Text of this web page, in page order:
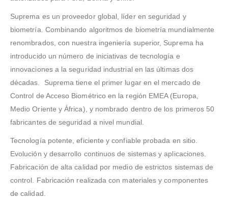
Suprema es un proveedor global, líder en seguridad y
biometría. Combinando algoritmos de biometría mundialmente
renombrados, con nuestra ingeniería superior, Suprema ha
introducido un número de iniciativas de tecnología e
innovaciones a la seguridad industrial en las últimas dos
décadas. Suprema tiene el primer lugar en el mercado de
Control de Acceso Biométrico en la región EMEA (Europa,
Medio Oriente y África), y nombrado dentro de los primeros 50
fabricantes de seguridad a nivel mundial.
Tecnología potente, eficiente y confiable probada en sitio.
Evolución y desarrollo continuos de sistemas y aplicaciones.
Fabricación de alta calidad por medio de estrictos sistemas de
control. Fabricación realizada con materiales y componentes
de calidad.